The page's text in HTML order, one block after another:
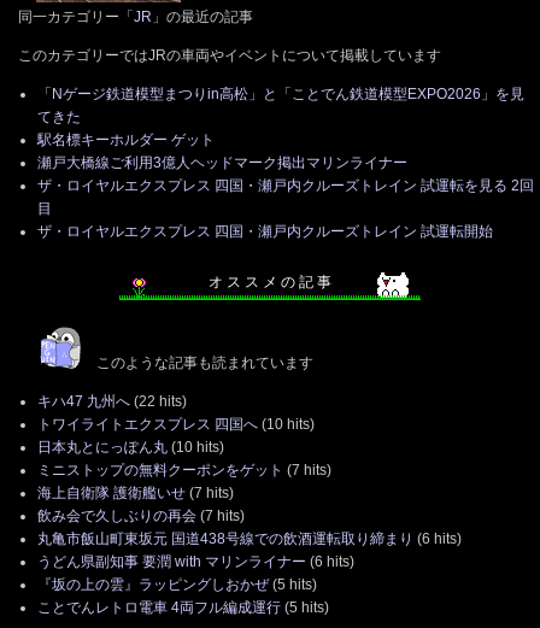
同一カテゴリー「JR 」の最近の記事
このカテゴリーではJRの車両やイベントについて掲載しています
「Nゲージ鉄道模型まつりin高松」と「ことでん鉄道模型EXPO2026」を見
てきた
駅名標キーホルダー ゲット
瀬戸大橋線ご利用3億人ヘッドマーク掲出マリンライナー
ザ・ロイヤルエクスプレス 四国・瀬戸内クルーズトレイン 試運転を見る 2回
目
ザ・ロイヤルエクスプレス 四国・瀬戸内クルーズトレイン 試運転開始
オ ス ス メ の 記 事
このような記事も読まれています
キハ47 九州へ (22 hits)
トワイライトエクスプレス 四国へ (10 hits)
日本丸とにっぽん丸 (10 hits)
ミニストップの無料クーポンをゲット (7 hits)
海上自衛隊 護衛艦いせ (7 hits)
飲み会で久しぶりの再会 (7 hits)
丸亀市飯山町東坂元 国道438号線での飲酒運転取り締まり (6 hits)
うどん県副知事 要潤 with マリンライナー (6 hits)
『坂の上の雲』ラッピングしおかぜ(5 hits)
ことでんレトロ電車 4両フル編成運行 (5 hits)